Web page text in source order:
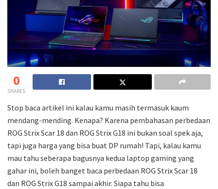
0
SHARES
Stop baca artikel ini kalau kamu masih termasuk kaum
mendang-mending. Kenapa? Karena pembahasan perbedaan
ROG Strix Scar 18 dan ROG Strix G18 ini bukan soal spek aja,
tapi juga harga yang bisa buat DP rumah! Tapi, kalau kamu
mau tahu seberapa bagusnya kedua laptop gaming yang
gahar ini, boleh banget baca perbedaan ROG Strix Scar 18
dan ROG Strix G18 sampai akhir. Siapa tahu bisa